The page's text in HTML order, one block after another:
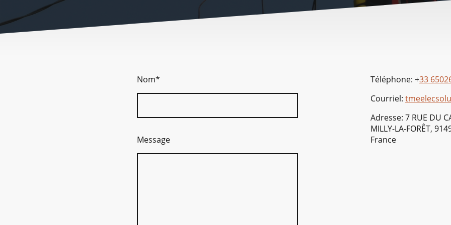
Nom*
Message
Téléphone: +33
Courriel:
Adresse: 7 RUE DU
MILLY-LA-FORÊT,
France